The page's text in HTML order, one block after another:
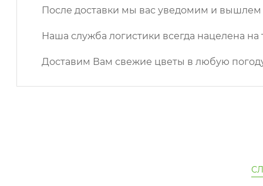
После доставки мы вас уведомим и вышлем
Наша служба логистики всегда нацелена
Доставим Вам свежие цветы в любую